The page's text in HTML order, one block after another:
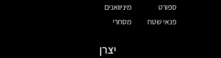
ספורט
פנאי שטח
מיניוואנים
מסחרי
יצרן